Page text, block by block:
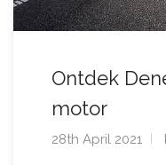
Ontdek
motor
28th April 2021